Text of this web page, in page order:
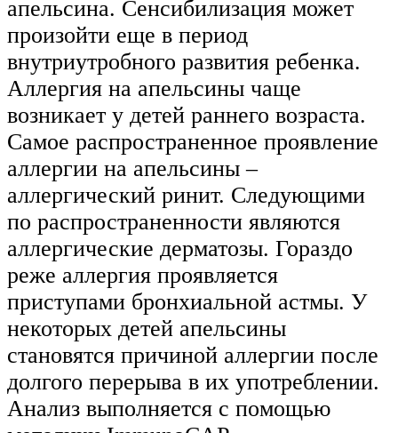
апельсина. Сенсибилизация может
произойти еще в период
внутриутробного развития ребенка.
Аллергия на апельсины чаще
возникает у детей раннего возраста.
Самое распространенное проявление
аллергии на апельсины –
аллергический ринит. Следующими
по распространенности являются
аллергические дерматозы. Гораздо
реже аллергия проявляется
приступами бронхиальной астмы. У
некоторых детей апельсины
становятся причиной аллергии после
долгого перерыва в их употреблении.
Анализ выполняется с помощью